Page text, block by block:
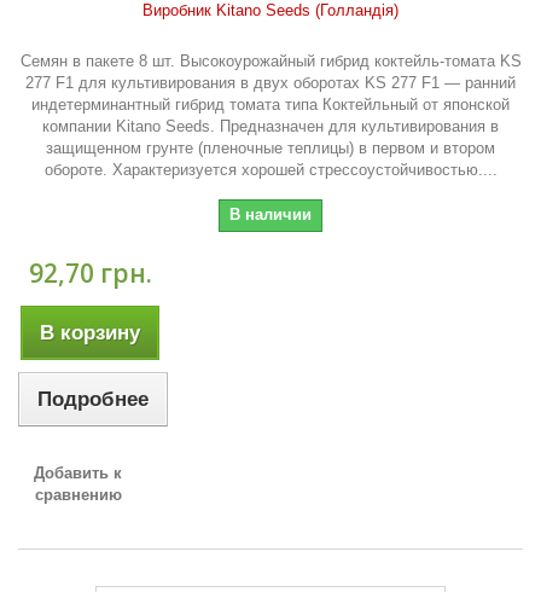
Виробник Kitano Seeds (Голландія)
Семян в пакете 8 шт. Высокоурожайный гибрид коктейль-томата KS
277 F1 для культивирования в двух оборотах KS 277 F1 — ранний
индетерминантный гибрид томата типа Коктейльный от японской
компании Kitano Seeds. Предназначен для культивирования в
защищенном грунте (пленочные теплицы) в первом и втором
обороте. Характеризуется хорошей стрессоустойчивостью....
В наличии
92,70 грн.
В корзину
Подробнее
Добавить к
сравнению